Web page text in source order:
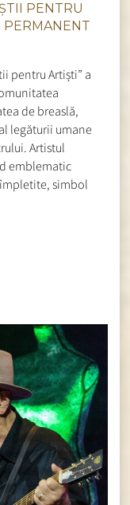
PENTRU
PERMANENT
pentru Artiști” a
de breaslă,
legăturii umane
Artistul
emblematic
simbol